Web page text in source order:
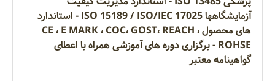
آزمایشگاهها ISO 15189 / ISO/IEC 17025 - استاندارد
های محصول CE ، E MARK ، COC، GOST، REACH ،
ROHSE - برگزاری دوره های آموزشی همراه با اعطای
گواهینامه معتبر